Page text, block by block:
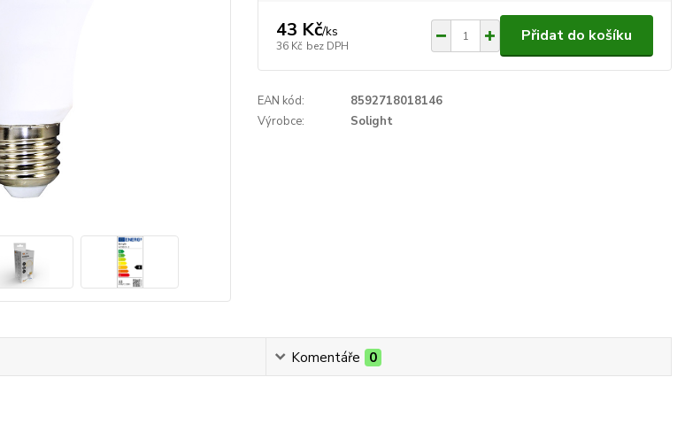
43 Kč/ks
36 Kč bez DPH
Přidat do košíku
EAN kód:
8592718018146
Výrobce:
Solight
Komentáře 0